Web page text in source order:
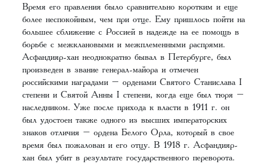
Время его правления было сравнительно коротким и еще
более неспокойным, чем при отце. Ему пришлось пойти на
большее сближение с Россией в надежде на ее помощь в
борьбе с межклановыми и межплеменными распрями.
Асфандияр-хан неоднократно бывал в Петербурге, был
произведен в звание генерал-майора и отмечен
российскими наградами – орденами Святого Станислава I
степени и Святой Анны I степени, когда еще был тюря –
наследником. Уже после прихода к власти в 1911 г. он
был удостоен также одного из высших императорских
знаков отличия – ордена Белого Орла, который в свое
время был пожалован и его отцу. В 1918 г. Асфандияр-
хан был убит в результате государственного переворота.